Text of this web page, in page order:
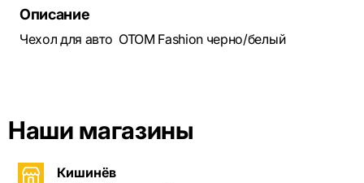
Описание
Чехол для авто OTOM Fashion черно/белый
Наши магазины
Кишинёв